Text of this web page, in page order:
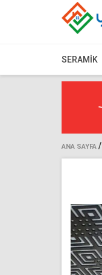
SERAMIK
ANA SAYFA /